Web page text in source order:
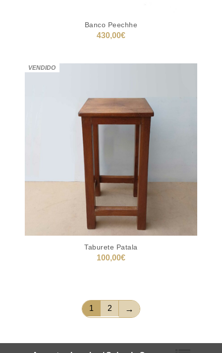
Banco Peechhe
430,00€
VENDIDO
Taburete Patala
100,00€
1 2 →